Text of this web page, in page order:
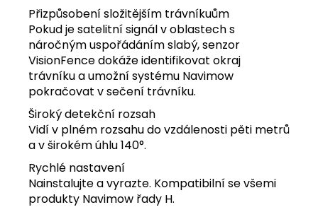
Přizpůsobení složitějším trávníkuům
Pokud je satelitní signál v oblastech s
náročným uspořádáním slabý, senzor
VisionFence dokáže identifikovat okraj
trávníku a umožní systému Navimow
pokračovat v sečení trávníku.
Široký detekční rozsah
Vidí v plném rozsahu do vzdálenosti pěti metrů
a v širokém úhlu 140°.
Rychlé nastavení
Nainstalujte a vyrazte. Kompatibilní se všemi
produkty Navimow řady H.